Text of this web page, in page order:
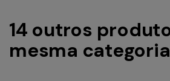
14 outros
mesma